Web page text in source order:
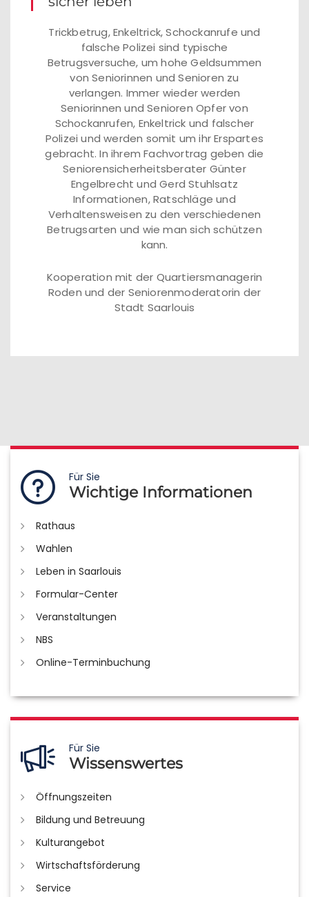
Trickbetrug, Enkeltrick, Schockanrufe und
falsche Polizei sind typische
Betrugsversuche, um hohe Geldsummen
von Seniorinnen und Senioren zu
verlangen. Immer wieder werden
Seniorinnen und Senioren Opfer von
Schockanrufen, Enkeltrick und falscher
Polizei und werden somit um ihr Erspartes
gebracht. In ihrem Fachvortrag geben die
Seniorensicherheitsberater Günter
Engelbrecht und Gerd Stuhlsatz
Informationen, Ratschläge und
Verhaltensweisen zu den verschiedenen
Betrugsarten und wie man sich schützen
kann.
Kooperation mit der Quartiersmanagerin
Roden und der Seniorenmoderatorin der
Stadt Saarlouis
Für Sie
Wichtige Informationen
Rathaus
Wahlen
Leben in Saarlouis
Formular-Center
Veranstaltungen
NBS
Online-Terminbuchung
Für Sie
Wissenswertes
Öffnungszeiten
Bildung und Betreuung
Kulturangebot
Wirtschaftsförderung
Service